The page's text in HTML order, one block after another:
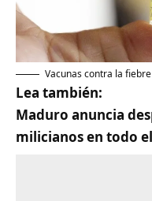
Vacunas contra la
Lea también:
Maduro anuncia
milicianos en todo